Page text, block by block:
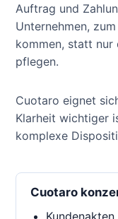
Auftrag und
Unternehmen,
kommen, statt nur
pflegen.
Cuotaro eignet
Klarheit wichtiger
komplexe
Cuotaro